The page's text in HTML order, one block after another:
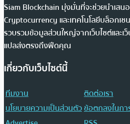
Siam Blockchain มุ่งมั่นที่จะช่วยนำเสน
Cryptocurrency และเทคโนโลยีบล็อกเช
รวบรวมข้อมูลส่วนใหญ่จากเว็บไซต์และเ
แปลส่งตรงถึงฟีดคุณ
เกี่ยวกับเว็บไซต์นี้
ทีมงาน
ติดต่อเรา
นโยบายความเป็นส่วนตัวข้อตกลงในกา